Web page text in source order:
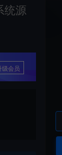
统源
级会员